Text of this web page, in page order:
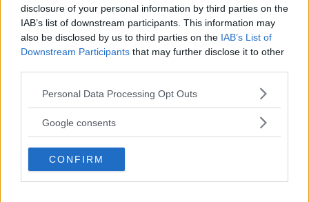
disclosure of your personal information by third parties on the
IAB’s list of downstream participants. This information may
also be disclosed by us to third parties on the IAB’s List of
Downstream Participants that may further disclose it to other
Please note that this website/app uses one or more Google
not limited to your visit or usage behaviour. You may click to
use your data for below specified purposes in below Google
consent section.
Personal Data Processing Opt Outs
Google consents
CONFIRM
neppure quando, nel momento massimo di
fragilità, dopo ilsuicidio del compagno,
l’empatia e il senso di solidarietà del genere
umano nei suoi confronti hanno rasentato lo
zero, e più d’uno ha avuto l’ardire di provare a
metterle, sulla coscienza, anche il peso della
responsabilità di quella morte.